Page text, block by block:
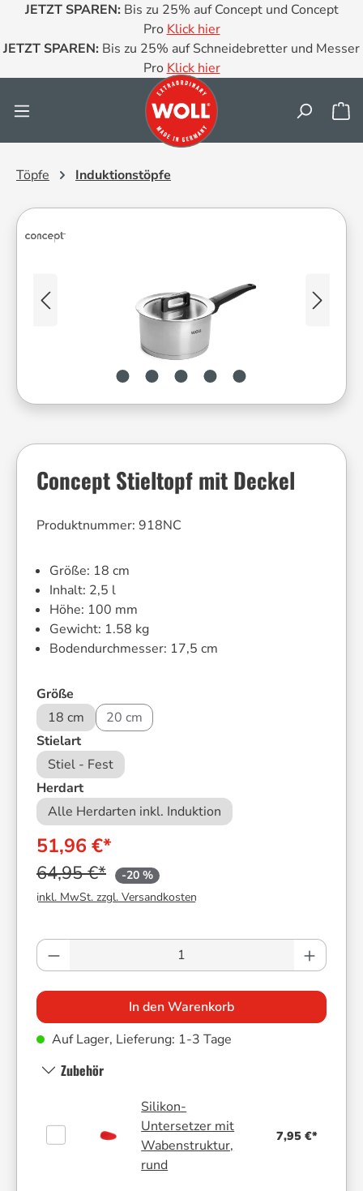
Zum Hauptinhalt springen
JETZT SPAREN: Bis zu 25% auf Concept und Concept
Pro Klick hier
JETZT SPAREN: Bis zu 25% auf Schneidebretter und Messer
Pro Klick hier
Töpfe Induktionstöpfe
Concept Stieltopf mit Deckel
Produktnummer: 918NC
Größe: 18 cm
Inhalt: 2,5 l
Höhe: 100 mm
Gewicht: 1.58 kg
Bodendurchmesser: 17,5 cm
Größe
18 cm
20 cm
Stielartauswählen
Stiel - Fest
Herdartauswählen
Alle Herdarten inkl. Induktion
51,96 €*
64,95 €*
-20 %
inkl. MwSt. zzgl. Versandkosten
Produkt Anzahl: Gib den gewünschten
In den Warenkorb
Auf Lager, Lieferung: 1-3 Tage
Zubehör
Silikon-
Untersetzer mit
Wabenstruktur,
rund
7,95 €*